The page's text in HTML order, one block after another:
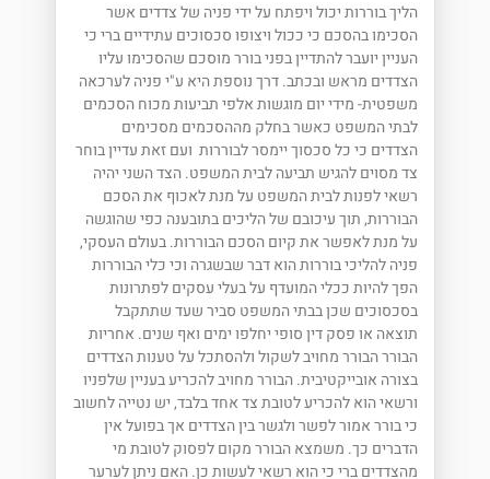
הליך בוררות יכול ויפתח על ידי פניה של צדדים אשר
הסכימו בהסכם כי ככול ויצופו סכסוכים עתידיים ברי כי
העניין יועבר להתדיין בפני בורר מוסכם שהסכימו עליו
הצדדים מראש ובכתב. דרך נוספת היא ע"י פניה לערכאה
משפטית- מידי יום מוגשות אלפי תביעות מכוח הסכמים
לבתי המשפט כאשר בחלק מההסכמים מסכימים
הצדדים כי כל סכסוך יימסר לבוררות ועם זאת עדיין בוחר
צד מסוים להגיש תביעה לבית המשפט. הצד השני יהיה
רשאי לפנות לבית המשפט על מנת לאכוף את הסכם
הבוררות, תוך עיכובם של הליכים בתובענה כפי שהוגשה
על מנת לאפשר את קיום הסכם הבוררות. בעולם העסקי,
פניה להליכי בוררות הוא דבר שבשגרה וכי כלי הבוררות
הפך להיות ככלי המועדף על בעלי עסקים לפתרונות
בסכסוכים שכן בבתי המשפט סביר שעד שתתקבל
תוצאה או פסק דין סופי יחלפו ימים ואף שנים. אחריות
הבורר הבורר מחויב לשקול ולהסתכל על טענות הצדדים
בצורה אובייקטיבית. הבורר מחויב להכריע בעניין שלפניו
ורשאי הוא להכריע לטובת צד אחד בלבד, יש נטייה לחשוב
כי בורר אמור לפשר ולגשר בין הצדדים אך בפועל אין
הדברים כך. משמצא הבורר מקום לפסוק לטובת מי
מהצדדים ברי כי הוא רשאי לעשות כן. האם ניתן לערער